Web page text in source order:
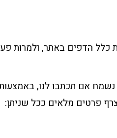
כלל הדפים באתר, ולמרות
אם תכתבו לנו, באמצעות
פרטים מלאים ככל שניתן: